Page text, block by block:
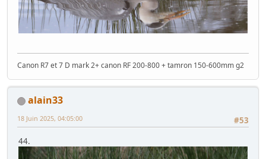
Canon R7 et 7 D mark 2+ canon RF 200-800 + tamron 150-600mm g2
alain33
#53
18 Juin 2025, 04:05:00
44.